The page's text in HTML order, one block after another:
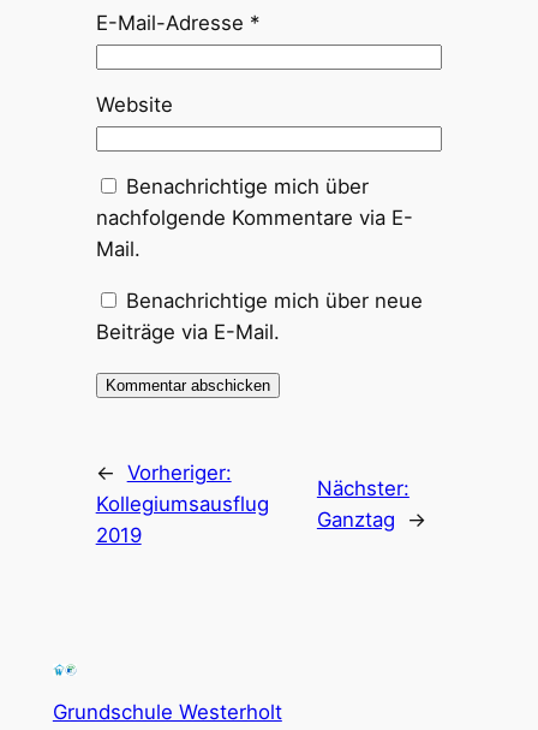
E-Mail-Adresse *
Website
Benachrichtige mich über
nachfolgende Kommentare via E-
Mail.
Benachrichtige mich über neue
Beiträge via E-Mail.
← Vorheriger:
Kollegiumsausflug
2019
Nächster:
Ganztag
→
Grundschule Westerholt